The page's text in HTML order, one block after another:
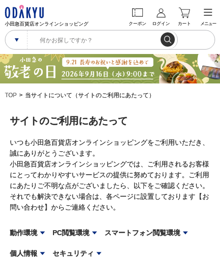
小田急百貨店オンラインショッピング クーポン ログイン カート メニュー
TOP 当サイトについて（サイトのご利用にあたって）
サイトのご利用にあたって
いつも小田急百貨店オンラインショッピングをご利用いただき、
誠にありがとうございます。
小田急百貨店オンラインショッピングでは、ご利用されるお客様
にとってわかりやすいサービスの提供に努めております。ご利用
にあたりご不明な点がございましたら、以下をご確認ください。
それでも解決できない場合は、各ページに設置しております【お
問い合わせ】からご連絡ください。
動作環境 PC閲覧環境 スマートフォン閲覧環境
個人情報 セキュリティ